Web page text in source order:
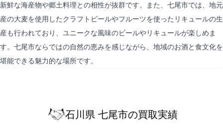
新鮮な海産物や郷土料理との相性が抜群です。また、七尾市では、地元
産の大麦を使用したクラフトビールやフルーツを使ったリキュールの生
産も行われており、ユニークな風味のビールやリキュールが楽しめま
す。七尾市ならではの自然の恵みを感じながら、地域のお酒と食文化を
堪能できる魅力的な場所です。
石川県 七尾市の買取実績